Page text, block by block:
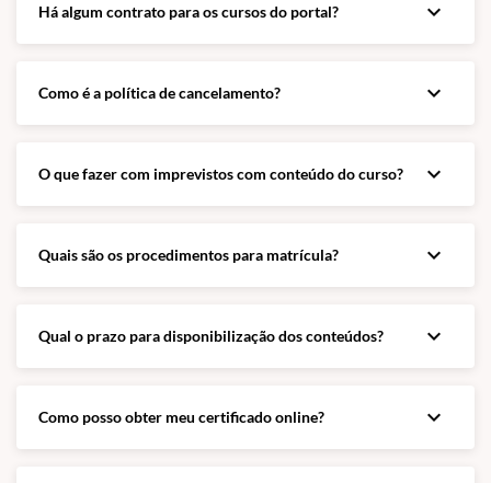
Há algum contrato para os cursos do portal? expand_more
Como é a política de cancelamento? expand_more
O que fazer com imprevistos com conteúdo do curso? expand_more
Quais são os procedimentos para matrícula? expand_more
Qual o prazo para disponibilização dos conteúdos? expand_more
Como posso obter meu certificado online? expand_more